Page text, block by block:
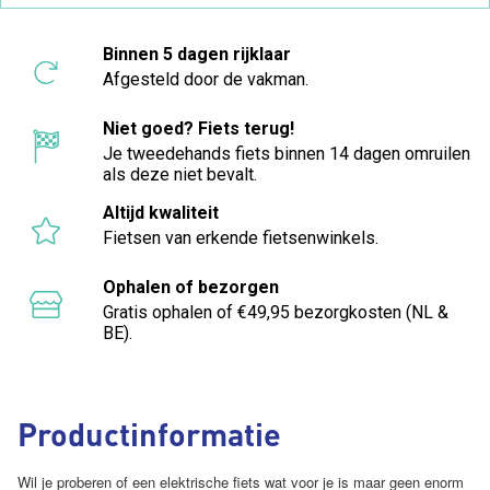
Productinformatie
Wil je proberen of een elektrische fiets wat voor je is maar geen enorm
Binnen 5 dagen rijklaar
Afgesteld door de vakman.
Niet goed? Fiets terug!
Je tweedehands fiets binnen 14 dagen omruilen
als deze niet bevalt.
Altijd kwaliteit
Fietsen van erkende fietsenwinkels.
Ophalen of bezorgen
Gratis ophalen of €49,95 bezorgkosten (NL &
BE).